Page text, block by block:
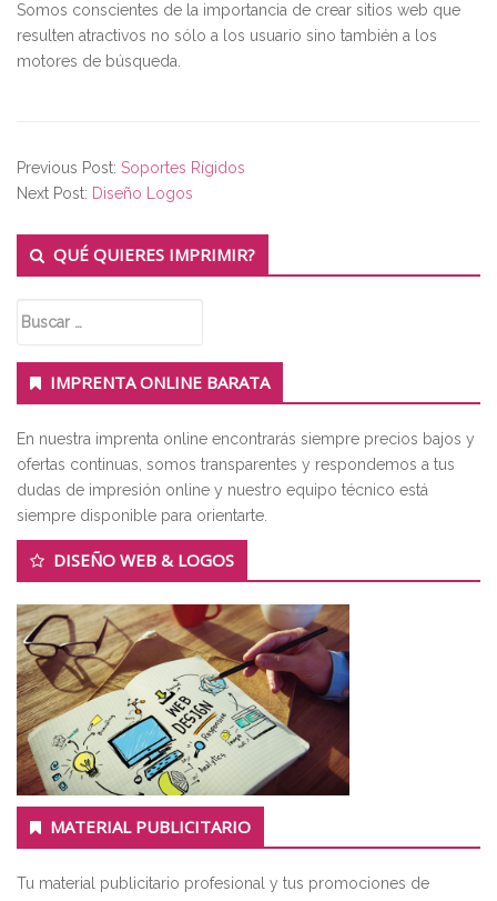
Somos conscientes de la importancia de crear sitios web que
resulten atractivos no sólo a los usuario sino también a los
motores de búsqueda.
Previous Post: Soportes Rígidos
Next Post: Diseño Logos
Secondary
Sidebar
QUÉ QUIERES IMPRIMIR?
Buscar:
IMPRENTA ONLINE BARATA
En nuestra imprenta online encontrarás siempre precios bajos y
ofertas continuas, somos transparentes y respondemos a tus
dudas de impresión online y nuestro equipo técnico está
siempre disponible para orientarte.
DISEÑO WEB & LOGOS
MATERIAL PUBLICITARIO
Tu material publicitario profesional y tus promociones de